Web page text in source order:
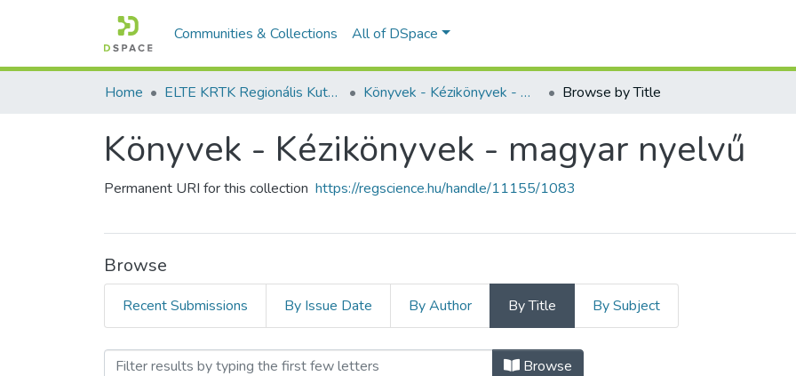
Communities & Collections All of DSpace
Home ELTE KRTK Regionális Kutatások Intézete Könyvek - Kézikönyvek - magyar nyelvű Browse by Title
Könyvek - Kézikönyvek - magyar nyelvű
Permanent URI for this collection https://regscience.hu/handle/11155/1083
Browse
Recent Submissions By Issue Date By Author By Title By Subject
Browsing Könyvek - Kézikönyvek - magyar nyelvű by Title
Browse